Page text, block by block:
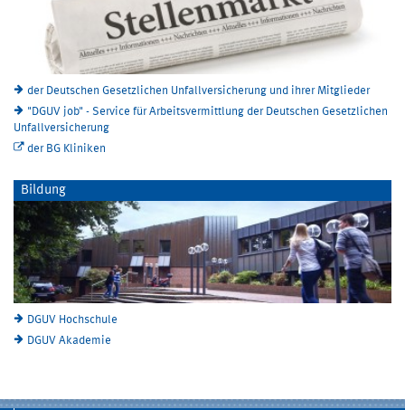
der Deutschen Gesetzlichen Unfallversicherung und ihrer Mitglieder
"DGUV job" - Service für Arbeitsvermittlung der Deutschen Gesetzlichen
Unfallversicherung
der BG Kliniken
Bildung
DGUV Hochschule
DGUV Akademie